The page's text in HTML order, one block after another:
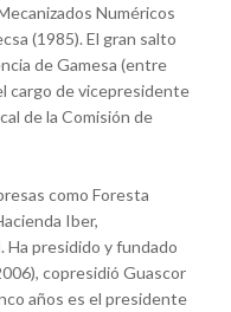
Numéricos
(1985). El gran salto
de Gamesa (entre
cargo de vicepresidente
de la Comisión de
como Foresta
Iber,
Ha presidido y fundado
copresidió Guascor
años es el presidente